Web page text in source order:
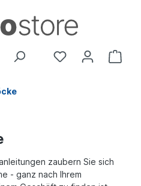
zaubern Sie sich
- ganz nach Ihrem